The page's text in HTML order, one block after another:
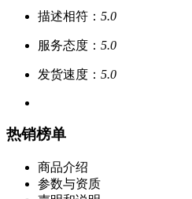
描述相符： 5.0
服务态度： 5.0
发货速度： 5.0
热销榜单
商品介绍
参数与资质